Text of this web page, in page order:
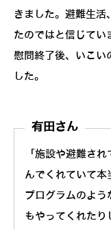
きました。避難生活
たのではと信じてい
慰問終了後、いこい
した。
有田さん
「施設や避難さ
んでくれていて本
プログラムのよう
もやってくれたり